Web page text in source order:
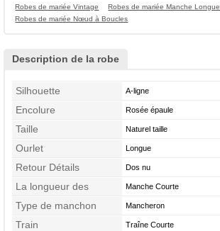
Robes de mariée Vintage Robes de mariée Manche Longue
Robes de mariée Nœud à Boucles
Description de la robe
Silhouette A-ligne
Encolure Rosée épaule
Taille Naturel taille
Ourlet Longue
Retour Détails Dos nu
La longueur des
manches
Manche Courte
Type de manchon Mancheron
Train Traîne Courte